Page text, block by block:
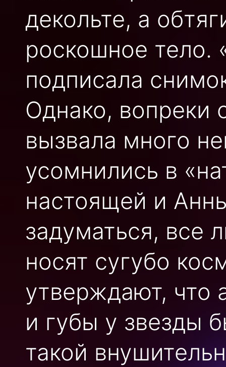
декольте, а
роскошное тело.
подписала
Однако, вопреки
вызвала много
усомнились в
настоящей и
задуматься, все
носят сугубо
утверждают, что
и губы у звезды
такой